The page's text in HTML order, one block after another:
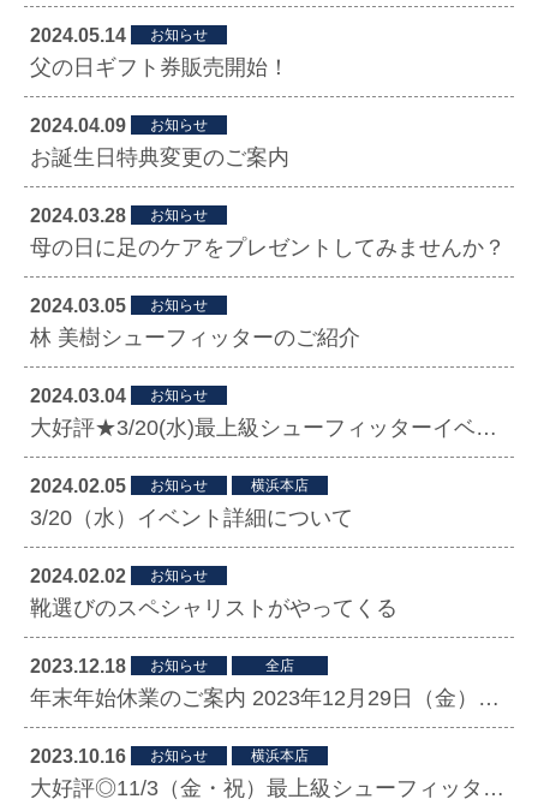
2024.05.14 お知らせ
父の日ギフト券販売開始！
2024.04.09 お知らせ
お誕生日特典変更のご案内
2024.03.28 お知らせ
母の日に足のケアをプレゼントしてみませんか？
2024.03.05 お知らせ
林 美樹シューフィッターのご紹介
2024.03.04 お知らせ
大好評★3/20(水)最上級シューフィッターイベント開催！
2024.02.05 お知らせ 横浜本店
3/20（水）イベント詳細について
2024.02.02 お知らせ
靴選びのスペシャリストがやってくる
2023.12.18 お知らせ 全店
年末年始休業のご案内 2023年12月29日（金）14時～2024年1月5日（金）
2023.10.16 お知らせ 横浜本店
大好評◎11/3（金・祝）最上級シューフィッターによるイベント開催！